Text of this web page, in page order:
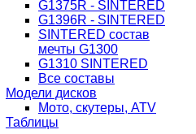
G1375R - SINTERED
G1396R - SINTERED
SINTERED состав
мечты G1300
G1310 SINTERED
Все составы
Модели дисков
Мото, скутеры, ATV
Таблицы